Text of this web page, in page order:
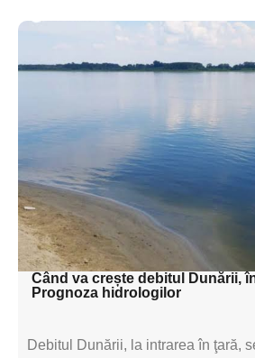
Adaugă aici
subtitluAdaugă
textul pentru
subtitluAdaugă
textul pentru
subtitluAdaugă
textul pentru
Când va crește debitul Dunării,
Prognoza hidrologilor
Debitul Dunării, la intrarea în ţară,